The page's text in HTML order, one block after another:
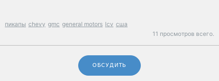
пикапы chevy gmc general motors lcv сша
11 просмотров всего.
ОБСУДИТЬ